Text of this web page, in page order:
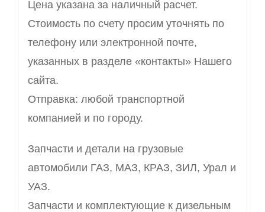
Цена указана за наличный расчет.
Стоимость по счету просим уточнять по
телефону или электронной почте,
указанных в разделе «контакты» Нашего
сайта.
Отправка: любой транспортной
компанией и по городу.
Запчасти и детали на грузовые
автомобили ГАЗ, МАЗ, КРАЗ, ЗИЛ, Урал и
УАЗ.
Запчасти и комплектующие к дизельным